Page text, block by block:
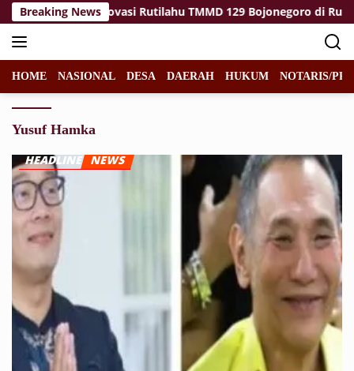
Langsung
ke
konten
Breaking NewsRenovasi Rutilahu TMMD 129 Bojonegoro di
HOME NASIONAL DESA DAERAH HUKUM NOTARIS/
Yusuf Hamka